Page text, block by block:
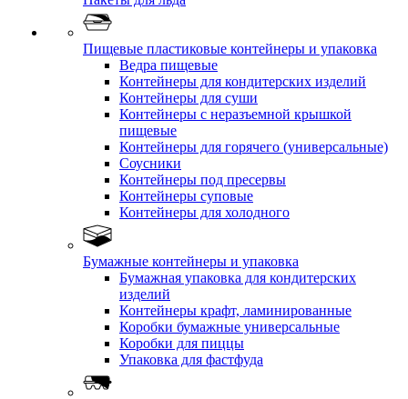
Пищевые пластиковые контейнеры и упаковка
Ведра пищевые
Контейнеры для кондитерских изделий
Контейнеры для суши
Контейнеры с неразъемной крышкой
пищевые
Контейнеры для горячего (универсальные)
Соусники
Контейнеры под пресервы
Контейнеры суповые
Контейнеры для холодного
Бумажные контейнеры и упаковка
Бумажная упаковка для кондитерских
изделий
Контейнеры крафт, ламинированные
Коробки бумажные универсальные
Коробки для пиццы
Упаковка для фастфуда